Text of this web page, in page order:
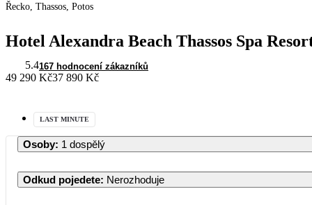
Řecko, Thassos, Potos
Hotel Alexandra Beach Thassos Spa
5.4167 hodnocení zákazníků
49 290 Kč37 890 Kč
LAST MINUTE
Osoby: 1 dospělý
Odkud pojedete: Nerozhoduje